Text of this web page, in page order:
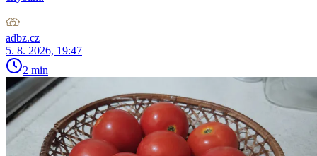
adbz.cz
5. 8. 2026, 19:47
2 min